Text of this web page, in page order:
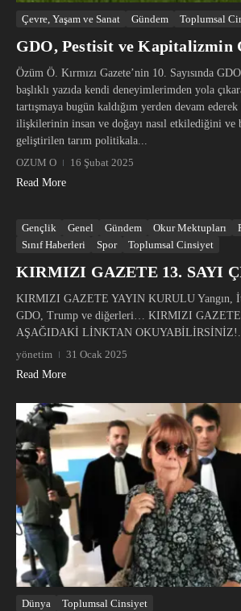
Çevre, Yaşam ve Sanat Gündem Toplumsal
GDO, Pestisit ve Kapitalizmin
Özüm Ö. Kırmızı Gazete’nin 10. Sayısında
başlıklı yazıda kendi deneyimlerimden yola
tartışmaya bugün kaldığım yerden devam
ilişkilerinin insan ve doğayı nasıl etkilediğini ve
geliştirilen tarım politikala...
OZUM O
16 Şubat 2025
Read More
Gençlik Genel Gündem Okur Mektupları
Sınıf Haberleri
Spor Toplumsal Cinsiyet
KIRMIZI GAZETE 13. SAYI
KIRMIZI GAZETE YAYIN KURULU Yangın,
GDO, Trump ve diğerleri… KIRMIZI
AŞAĞIDAKİ LİNKTAN OKUYABİLİRSİNİZ!...
yönetim
31 Ocak 2025
Read More
Dünya Toplumsal Cinsiyet